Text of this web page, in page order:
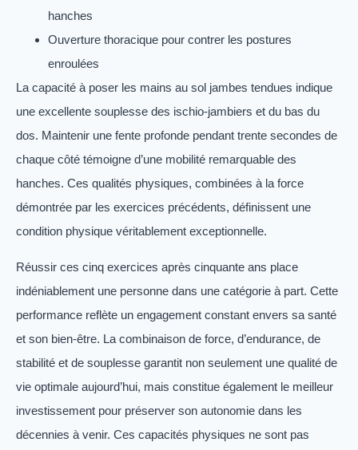
hanches
Ouverture thoracique pour contrer les postures
enroulées
La capacité à poser les mains au sol jambes tendues indique
une excellente souplesse des ischio-jambiers et du bas du
dos. Maintenir une fente profonde pendant trente secondes de
chaque côté témoigne d’une mobilité remarquable des
hanches. Ces qualités physiques, combinées à la force
démontrée par les exercices précédents, définissent une
condition physique véritablement exceptionnelle.
Réussir ces cinq exercices après cinquante ans place
indéniablement une personne dans une catégorie à part. Cette
performance reflète un engagement constant envers sa santé
et son bien-être. La combinaison de force, d’endurance, de
stabilité et de souplesse garantit non seulement une qualité de
vie optimale aujourd’hui, mais constitue également le meilleur
investissement pour préserver son autonomie dans les
décennies à venir. Ces capacités physiques ne sont pas